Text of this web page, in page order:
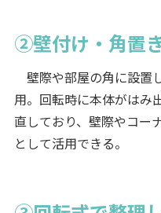
②壁付け・角置
壁際や部屋の角に設置
用。回転時に本体がはみ
直しており、壁際やコー
として活用できる。